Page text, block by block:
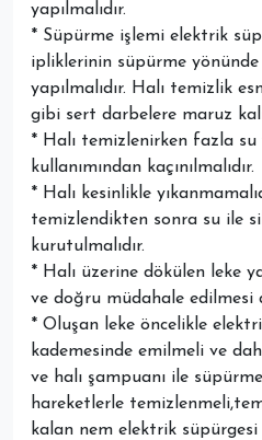
yapılmalıdır.
* Süpürme işlemi elektrik
ipliklerinin süpürme
yapılmalıdır. Halı temizlik
gibi sert darbelere maruz
* Halı temizlenirken fazla su
kullanımından kaçınılmalıdır.
* Halı kesinlikle
temizlendikten sonra su ile
kurutulmalıdır.
* Halı üzerine dökülen leke
ve doğru müdahale edilmesi
* Oluşan leke öncelikle
kademesinde emilmeli ve
ve halı şampuanı ile
hareketlerle
kalan nem elektrik